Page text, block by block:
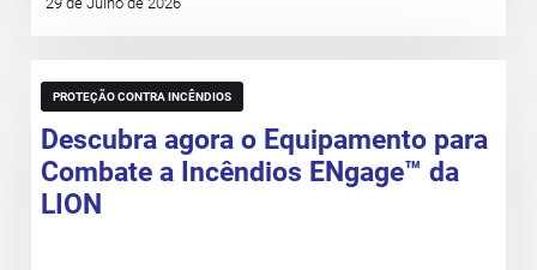
PROTEÇÃO CONTRA INCÊNDIOS
Descubra agora o Equipamento para
Combate a Incêndios ENgage™ da
LION